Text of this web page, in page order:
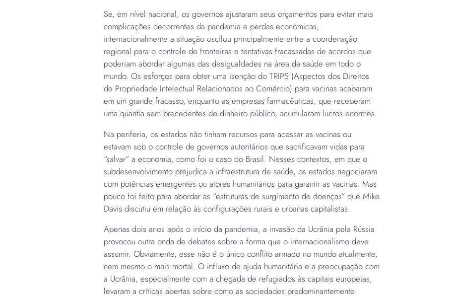
Se, em nível nacional, os governos ajustaram seus orçamentos para evitar mais
complicações decorrentes da pandemia e perdas econômicas,
internacionalmente a situação oscilou principalmente entre a coordenação
regional para o controle de fronteiras e tentativas fracassadas de acordos que
poderiam abordar algumas das desigualdades na área da saúde em todo o
mundo. Os esforços para obter uma isenção do TRIPS (Aspectos dos Direitos
de Propriedade Intelectual Relacionados ao Comércio) para vacinas acabaram
em um grande fracasso, enquanto as empresas farmacêuticas, que receberam
uma quantia sem precedentes de dinheiro público, acumularam lucros enormes.
Na periferia, os estados não tinham recursos para acessar as vacinas ou
estavam sob o controle de governos autoritários que sacrificavam vidas para
“salvar” a economia, como foi o caso do Brasil. Nesses contextos, em que o
subdesenvolvimento prejudica a infraestrutura de saúde, os estados negociaram
com potências emergentes ou atores humanitários para garantir as vacinas. Mas
pouco foi feito para abordar as “estruturas de surgimento de doenças” que Mike
Davis discutiu em relação às configurações rurais e urbanas capitalistas.
Apenas dois anos após o início da pandemia, a invasão da Ucrânia pela Rússia
provocou outra onda de debates sobre a forma que o internacionalismo deve
assumir. Obviamente, esse não é o único conflito armado no mundo atualmente,
nem mesmo o mais mortal. O influxo de ajuda humanitária e a preocupação com
a Ucrânia, especialmente com a chegada de refugiados às capitais europeias,
levaram a críticas abertas sobre como as sociedades predominantemente